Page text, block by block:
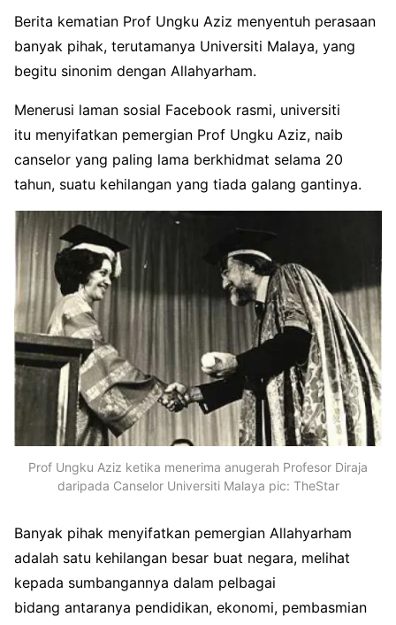
Berita kematian Prof Ungku Aziz menyentuh perasaan
banyak pihak, terutamanya Universiti Malaya, yang
begitu sinonim dengan Allahyarham.
Menerusi laman sosial Facebook rasmi, universiti
itu menyifatkan pemergian Prof Ungku Aziz, naib
canselor yang paling lama berkhidmat selama 20
tahun, suatu kehilangan yang tiada galang gantinya.
Prof Ungku Aziz ketika menerima anugerah Profesor Diraja
daripada Canselor Universiti Malaya pic: TheStar
Banyak pihak menyifatkan pemergian Allahyarham
adalah satu kehilangan besar buat negara, melihat
kepada sumbangannya dalam pelbagai
bidang antaranya pendidikan, ekonomi, pembasmian